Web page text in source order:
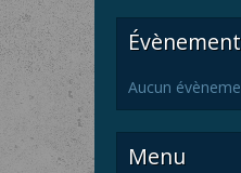
Aucun
Menu